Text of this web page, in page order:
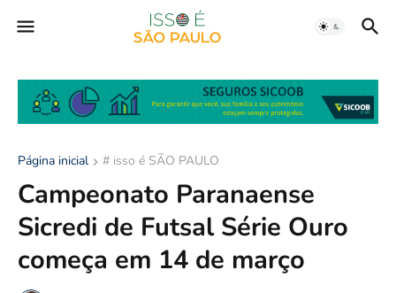
Página inicial # isso é SÃO PAULO
Campeonato Paranaense
Sicredi de Futsal Série Ouro
começa em 14 de março